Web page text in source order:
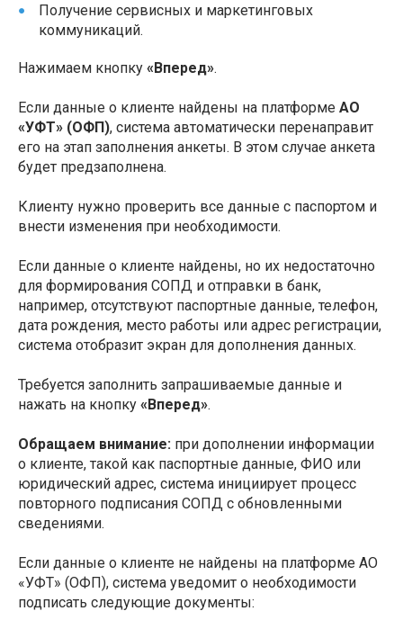
Получение сервисных и маркетинговых
коммуникаций.
Нажимаем кнопку «Вперед».
Если данные о клиенте найдены на платформе АО
«УФТ» (ОФП), система автоматически перенаправит
его на этап заполнения анкеты. В этом случае анкета
будет предзаполнена.
Клиенту нужно проверить все данные с паспортом и
внести изменения при необходимости.
Если данные о клиенте найдены, но их недостаточно
для формирования СОПД и отправки в банк,
например, отсутствуют паспортные данные, телефон,
дата рождения, место работы или адрес регистрации,
система отобразит экран для дополнения данных.
Требуется заполнить запрашиваемые данные и
нажать на кнопку «Вперед».
Обращаем внимание: при дополнении информации
о клиенте, такой как паспортные данные, ФИО или
юридический адрес, система инициирует процесс
повторного подписания СОПД с обновленными
сведениями.
Если данные о клиенте не найдены на платформе АО
«УФТ» (ОФП), система уведомит о необходимости
подписать следующие документы: